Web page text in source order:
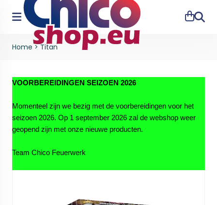
Home >Titan
VOORBEREIDINGEN SEIZOEN 2026
Momenteel zijn we bezig met de voorbereidingen voor het
seizoen 2026. Op 1 september 2026 zal de webshop weer
geopend zijn met onze nieuwe producten.
Team Chico Feuerwerk